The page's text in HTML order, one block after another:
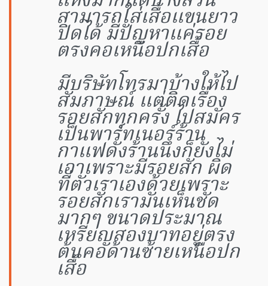
สามารถใส่เสื้อแขนยาว
ปิดได้ มีปัญหาแค่รอย
ตรงคอเหนือปกเสื้อ
มีบริษัทโทรมาบ้างให้ไป
สัมภาษณ์ แต่ติดเรื่อง
รอยสักทุกครั้ง ไปสมัคร
เป็นพาร์ทเนอร์ร้าน
กาแฟดังร้านนึงก็ยังไม่
เอาเพราะมีรอยสัก ผิด
ที่ตัวเราเองด้วยเพราะ
รอยสักเรามันเห็นชัด
มากๆ ขนาดประมาณ
เหรียญสองบาทอยู่ตรง
ต้นคอด้านซ้ายเหนือปก
เสื้อ